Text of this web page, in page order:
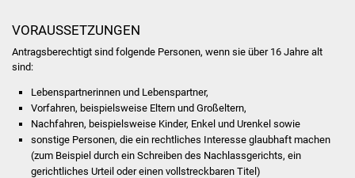
Sanierung Bizethalle
Ortsentwicklung
Presse
Bürger & Service
VORAUSSETZUNGEN
Antragsberechtigt sind folgende Personen, wenn sie über 16 Jahre alt
sind:
Lebenspartnerinnen und Lebenspartner,
Vorfahren, beispielsweise Eltern und Großeltern,
Nachfahren, beispielsweise Kinder, Enkel und Urenkel sowie
sonstige Personen, die ein rechtliches Interesse glaubhaft machen
(zum Beispiel durch ein Schreiben des Nachlassgerichts, ein
gerichtliches Urteil oder einen vollstreckbaren Titel)